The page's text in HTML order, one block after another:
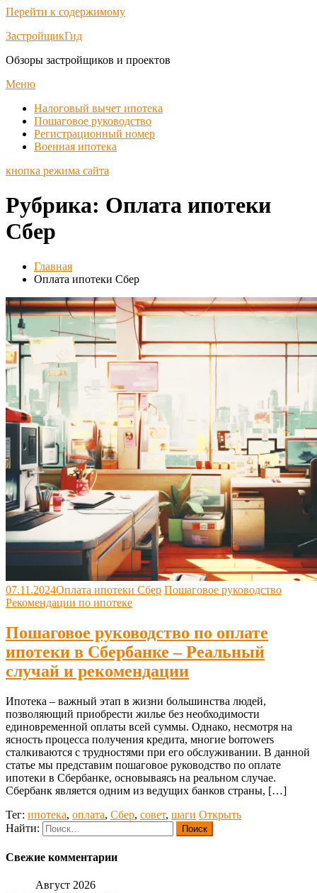
Перейти к содержимому
ЗастройщикГид
Обзоры застройщиков и проектов
Меню
Налоговый вычет ипотека
Пошаговое руководство
Регистрационный номер
Военная ипотека
кнопка режима сайта
Рубрика: Оплата ипотеки
Сбер
Главная
Оплата ипотеки Сбер
07.11.2024Оплата ипотеки Сбер Пошаговое руководство
Рекомендации по ипотеке
Пошаговое руководство по оплате
ипотеки в Сбербанке – Реальный
случай и рекомендации
Ипотека – важный этап в жизни большинства людей,
позволяющий приобрести жилье без необходимости
единовременной оплаты всей суммы. Однако, несмотря на
ясность процесса получения кредита, многие borrowers
сталкиваются с трудностями при его обслуживании. В данной
статье мы представим пошаговое руководство по оплате
ипотеки в Сбербанке, основываясь на реальном случае.
Сбербанк является одним из ведущих банков страны, […]
Тег: ипотека, оплата, Сбер, совет, шаги Открыть
Найти:
Свежие комментарии
Август 2026